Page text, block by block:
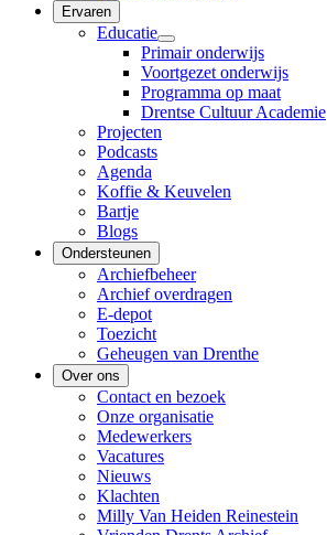
Ervaren
Educatie
Primair onderwijs
Voortgezet onderwijs
Programma op maat
Drentse Cultuur Academie
Projecten
Podcasts
Agenda
Koffie & Keuvelen
Bartje
Blogs
Ondersteunen
Archiefbeheer
Archief overdragen
E-depot
Toezicht
Geheugen van Drenthe
Over ons
Contact en bezoek
Onze organisatie
Medewerkers
Vacatures
Nieuws
Klachten
Milly Van Heiden Reinestein